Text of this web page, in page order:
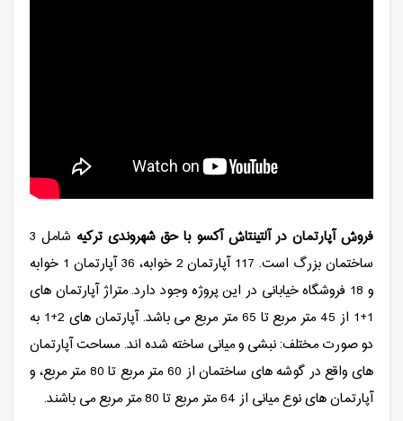
فروش آپارتمان در آلتینتاش آکسو با حق شهروندی ترکیه
شامل 3
ساختمان بزرگ است. 117 آپارتمان 2 خوابه، 36 آپارتمان 1 خوابه
و 18 فروشگاه خیابانی در این پروژه وجود دارد. متراژ آپارتمان های
1+1 از 45 متر مربع تا 65 متر مربع می باشد. آپارتمان های 2+1 به
دو صورت مختلف: نبشی و میانی ساخته شده اند. مساحت آپارتمان
های واقع در گوشه های ساختمان از 60 متر مربع تا 80 متر مربع، و
آپارتمان های نوع میانی از 64 متر مربع تا 80 متر مربع می باشند.